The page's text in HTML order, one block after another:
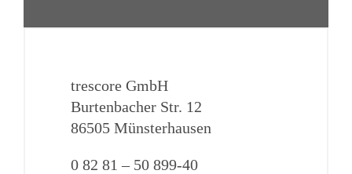
trescore GmbH
Burtenbacher Str. 12
86505 Münsterhausen
0 82 81 – 50 899-40